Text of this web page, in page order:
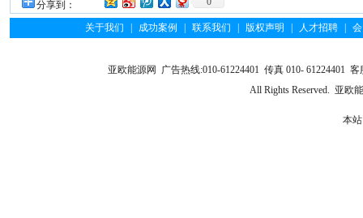
分享到：
关于我们 | 成功案例 | 联系我们 | 版权声明 | 人才招聘 |
亚欧能源网 广告热线:010-61224401 传真 010- 61224401
All Rights Reserved. 亚欧
本